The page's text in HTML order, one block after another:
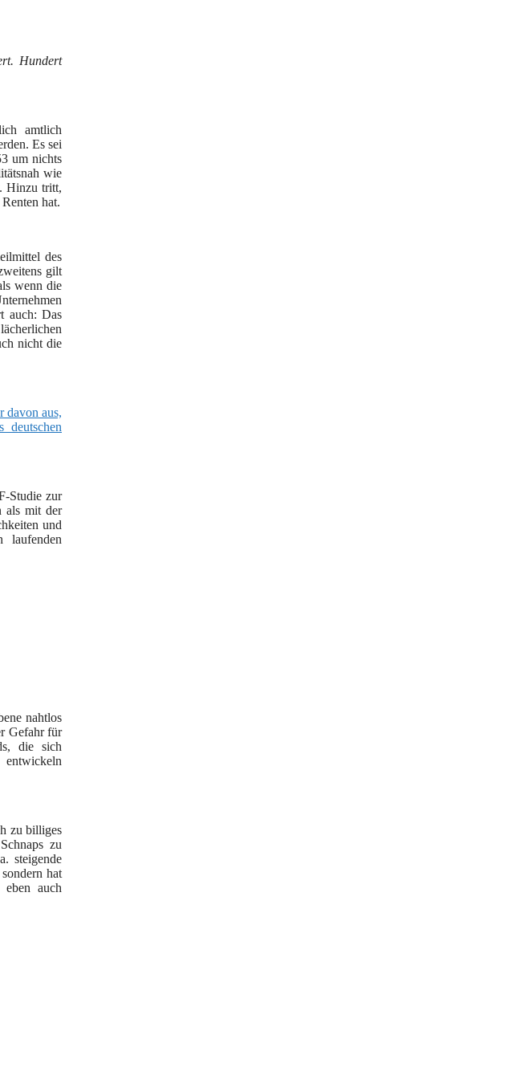
Hundert
amtlich
Es sei
um nichts
wie
Hinzu tritt,
hat.
des
gilt
wenn die
auch: Das
nicht die
davon aus,
deutschen
Studie zur
als mit der
und
laufenden
nahtlos
Gefahr für
die sich
entwickeln
zu billiges
zu
steigende
hat
eben auch